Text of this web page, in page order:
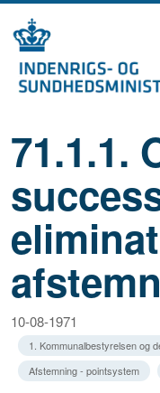
71.1.1.
10-08-1971
1. Kommunalbestyrelsen og
Afstemning - pointsystem